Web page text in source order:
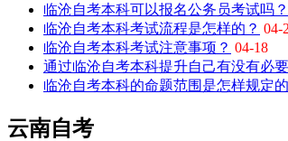
临沧自考本科可以报名公务员考试吗？
临沧自考本科考试流程是怎样的？ 04-
临沧自考本科考试注意事项？ 04-18
通过临沧自考本科提升自己有没有必
临沧自考本科的命题范围是怎样规定
云南自考